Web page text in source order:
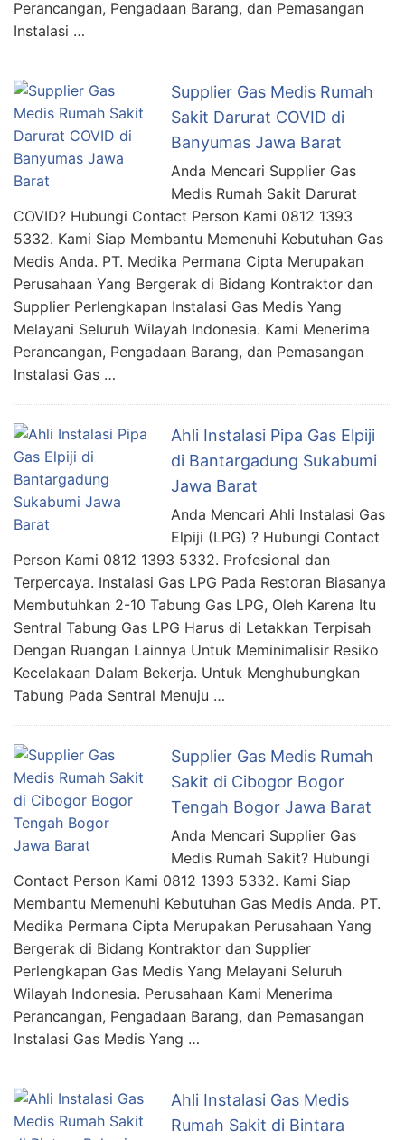
Perancangan, Pengadaan Barang, dan Pemasangan
Instalasi …
Supplier Gas Medis Rumah
Sakit Darurat COVID di
Banyumas Jawa Barat
Anda Mencari Supplier Gas
Medis Rumah Sakit Darurat
COVID? Hubungi Contact Person Kami 0812 1393
5332. Kami Siap Membantu Memenuhi Kebutuhan Gas
Medis Anda. PT. Medika Permana Cipta Merupakan
Perusahaan Yang Bergerak di Bidang Kontraktor dan
Supplier Perlengkapan Instalasi Gas Medis Yang
Melayani Seluruh Wilayah Indonesia. Kami Menerima
Perancangan, Pengadaan Barang, dan Pemasangan
Instalasi Gas …
Ahli Instalasi Pipa Gas Elpiji
di Bantargadung Sukabumi
Jawa Barat
Anda Mencari Ahli Instalasi Gas
Elpiji (LPG) ? Hubungi Contact
Person Kami 0812 1393 5332. Profesional dan
Terpercaya. Instalasi Gas LPG Pada Restoran Biasanya
Membutuhkan 2-10 Tabung Gas LPG, Oleh Karena Itu
Sentral Tabung Gas LPG Harus di Letakkan Terpisah
Dengan Ruangan Lainnya Untuk Meminimalisir Resiko
Kecelakaan Dalam Bekerja. Untuk Menghubungkan
Tabung Pada Sentral Menuju …
Supplier Gas Medis Rumah
Sakit di Cibogor Bogor
Tengah Bogor Jawa Barat
Anda Mencari Supplier Gas
Medis Rumah Sakit? Hubungi
Contact Person Kami 0812 1393 5332. Kami Siap
Membantu Memenuhi Kebutuhan Gas Medis Anda. PT.
Medika Permana Cipta Merupakan Perusahaan Yang
Bergerak di Bidang Kontraktor dan Supplier
Perlengkapan Gas Medis Yang Melayani Seluruh
Wilayah Indonesia. Perusahaan Kami Menerima
Perancangan, Pengadaan Barang, dan Pemasangan
Instalasi Gas Medis Yang …
Ahli Instalasi Gas Medis
Rumah Sakit di Bintara